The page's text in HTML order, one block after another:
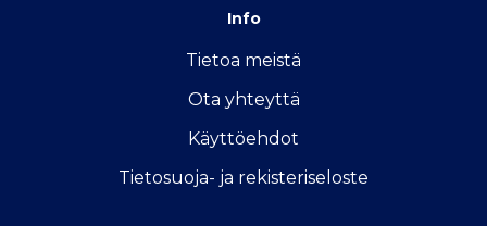
Info
Tietoa meistä
Ota yhteyttä
Käyttöehdot
Tietosuoja- ja rekisteriseloste